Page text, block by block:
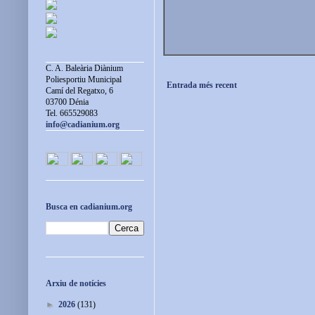
Entrada més recent
C. A. Baleària Diànium
Poliesportiu Municipal
Camí del Regatxo, 6
03700 Dénia
Tel. 665529083
info@cadianium.org
Busca en cadianium.org
Arxiu de notícies
► 2026 (131)